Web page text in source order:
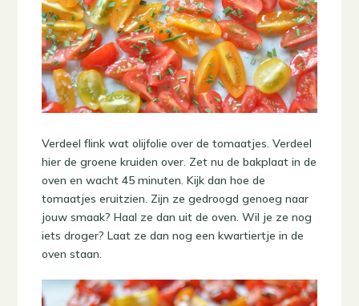
Verdeel flink wat olijfolie over de tomaatjes. Verdeel
hier de groene kruiden over. Zet nu de bakplaat in de
oven en wacht 45 minuten. Kijk dan hoe de
tomaatjes eruitzien. Zijn ze gedroogd genoeg naar
jouw smaak? Haal ze dan uit de oven. Wil je ze nog
iets droger? Laat ze dan nog een kwartiertje in de
oven staan.